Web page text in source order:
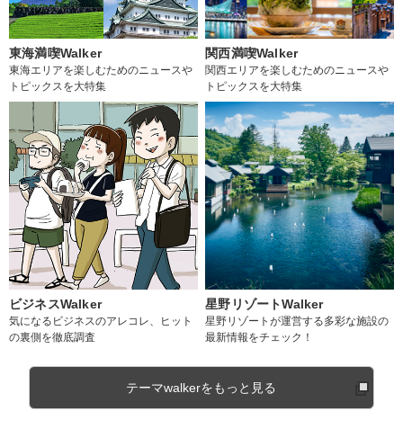
東海満喫Walker
東海エリアを楽しむためのニュースや
トピックスを大特集
関西満喫Walker
関西エリアを楽しむためのニュースや
トピックスを大特集
ビジネスWalker
気になるビジネスのアレコレ、ヒット
の裏側を徹底調査
星野リゾートWalker
星野リゾートが運営する多彩な施設の
最新情報をチェック！
テーマwalkerをもっと見る